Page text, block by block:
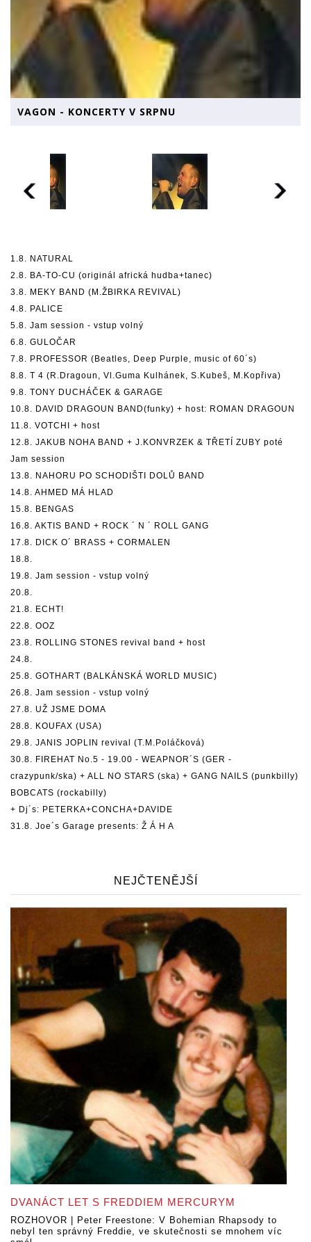
VAGON - KONCERTY V SRPNU
1.8. NATURAL
2.8. BA-TO-CU (originál africká hudba+tanec)
3.8. MEKY BAND (M.ŽBIRKA REVIVAL)
4.8. PALICE
5.8. Jam session - vstup volný
6.8. GULOČAR
7.8. PROFESSOR (Beatles, Deep Purple, music of 60´s)
8.8. T 4 (R.Dragoun, Vl.Guma Kulhánek, S.Kubeš, M.Kopřiva)
9.8. TONY DUCHÁČEK & GARAGE
10.8. DAVID DRAGOUN BAND(funky) + host: ROMAN DRAGOUN
11.8. VOTCHI + host
12.8. JAKUB NOHA BAND + J.KONVRZEK & TŘETÍ ZUBY poté
Jam session
13.8. NAHORU PO SCHODIŠTI DOLŮ BAND
14.8. AHMED MÁ HLAD
15.8. BENGAS
16.8. AKTIS BAND + ROCK ´ N ´ ROLL GANG
17.8. DICK O´ BRASS + CORMALEN
18.8.
19.8. Jam session - vstup volný
20.8.
21.8. ECHT!
22.8. OOZ
23.8. ROLLING STONES revival band + host
24.8.
25.8. GOTHART (BALKÁNSKÁ WORLD MUSIC)
26.8. Jam session - vstup volný
27.8. UŽ JSME DOMA
28.8. KOUFAX (USA)
29.8. JANIS JOPLIN revival (T.M.Poláčková)
30.8. FIREHAT No.5 - 19.00 - WEAPNOR´S (GER -
crazypunk/ska) + ALL NO STARS (ska) + GANG NAILS (punkbilly)
BOBCATS (rockabilly)
+ Dj´s: PETERKA+CONCHA+DAVIDE
31.8. Joe´s Garage presents: Ž Á H A
NEJČTENĚJŠÍ
DVANÁCT LET S FREDDIEM MERCURYM
ROZHOVOR | Peter Freestone: V Bohemian Rhapsody to
nebyl ten správný Freddie, ve skutečnosti se mnohem víc